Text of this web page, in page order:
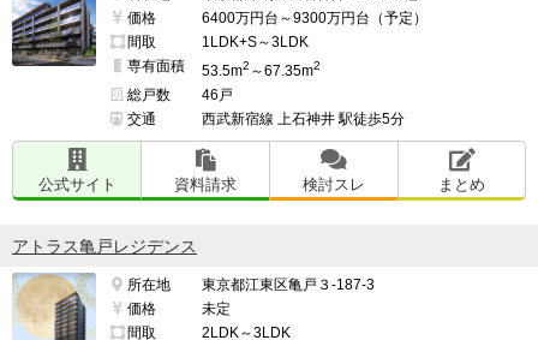
価格
6400万円台～9300万円台（予定）
間取
1LDK+S～3LDK
専有面積
53.5m2 ～67.35m2
総戸数
46戸
交通
西武新宿線 上石神井 駅徒歩5分
公式サイト 資料請求 検討スレ まとめ
アトラス亀戸レジデンス
所在地
東京都江東区亀戸３-187-3
価格
未定
間取
2LDK～3LDK